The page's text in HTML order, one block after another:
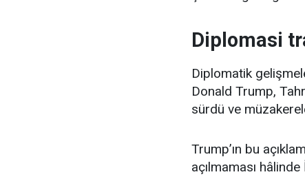
Diplomasi
Diplomatik
Donald Trump,
sürdü ve
Trump’ın bu
açılmaması